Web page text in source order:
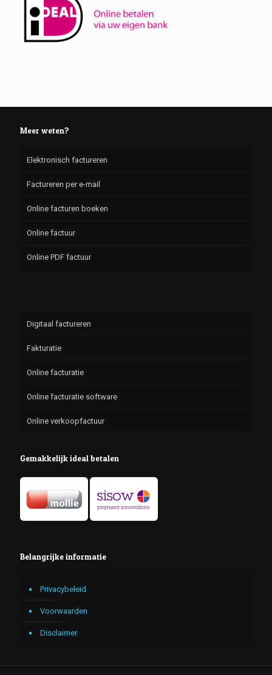
Meer weten?
Elektronisch factureren
Factureren per e-mail
Online facturen boeken
Online factuur
Online PDF factuur
Digitaal factureren
Fakturatie
Online facturatie
Online facturatie software
Online verkoopfactuur
Gemakkelijk ideal betalen
Belangrijke informatie
Privacybeleid
Voorwaarden
Disclaimer